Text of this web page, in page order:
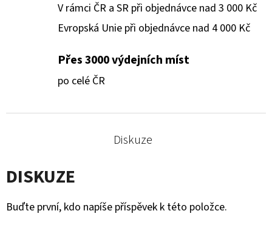
V rámci ČR a SR při objednávce nad 3 000 Kč
Evropská Unie při objednávce nad 4 000 Kč
Přes 3000 výdejních míst
po celé ČR
Diskuze
DISKUZE
Buďte první, kdo napíše příspěvek k této položce.